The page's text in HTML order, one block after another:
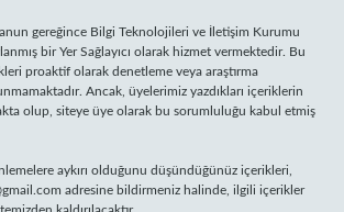
gereğince Bilgi Teknolojileri ve İletişim Kurumu
bir Yer Sağlayıcı olarak hizmet vermektedir. Bu
proaktif olarak denetleme veya araştırma
Ancak, üyelerimiz yazdıkları içeriklerin
olup, siteye üye olarak bu sorumluluğu kabul etmiş
aykırı olduğunu düşündüğünüz içerikleri,
adresine bildirmeniz halinde, ilgili içerikler